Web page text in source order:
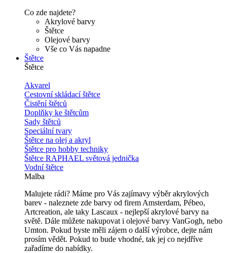
Co zde najdete?
Akrylové barvy
Štětce
Olejové barvy
Vše co Vás napadne
Štětce
Štětce
Akvarel
Cestovní skládací štětce
Čistění štětců
Doplňky ke štětcům
Sady štětců
Speciální tvary
Štětce na olej a akryl
Štětce pro hobby techniky
Štětce RAPHAEL světová jednička
Vodní štětce
Malba
Malujete rádi? Máme pro Vás zajímavy výběr akrylových
barev - naleznete zde barvy od firem Amsterdam, Pébeo,
Artcreation, ale taky Lascaux - nejlepší akrylové barvy na
světě. Dále můžete nakupovat i olejové barvy VanGogh, nebo
Umton. Pokud byste měli zájem o další výrobce, dejte nám
prosím vědět. Pokud to bude vhodné, tak jej co nejdříve
zařadíme do nabídky.